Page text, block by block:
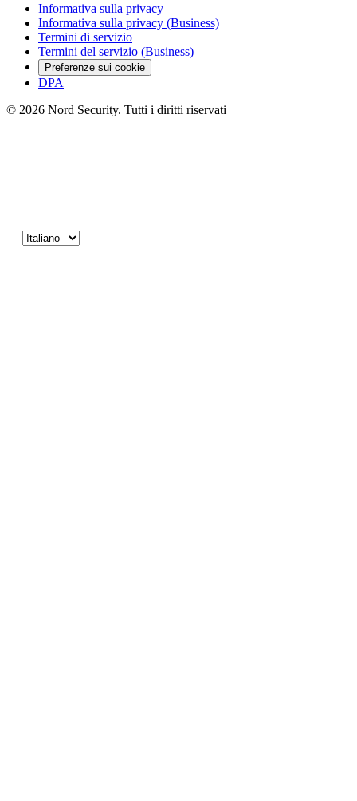
Informativa sulla privacy
Informativa sulla privacy (Business)
Termini di servizio
Termini del servizio (Business)
Preferenze sui cookie
DPA
© 2026 Nord Security. Tutti i diritti riservati